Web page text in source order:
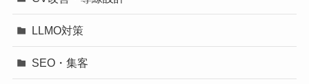
LLMO対策
SEO・集客